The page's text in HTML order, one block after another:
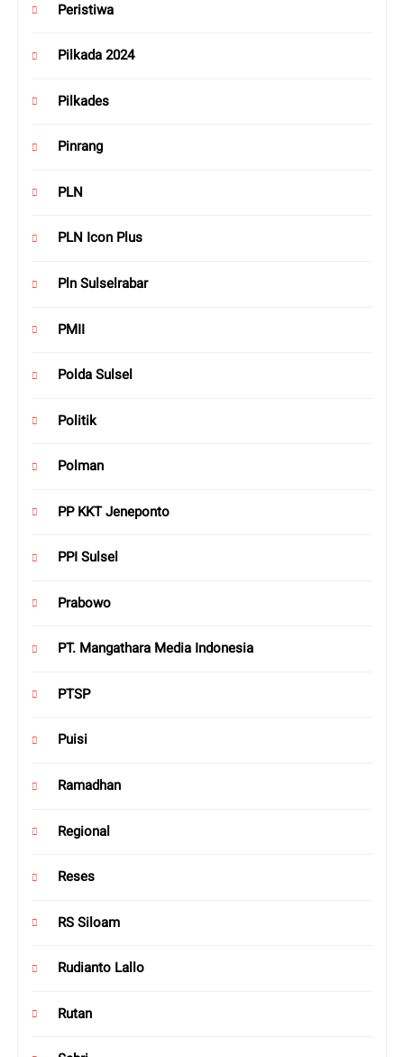
Peristiwa
Pilkada 2024
Pilkades
Pinrang
PLN
PLN Icon Plus
Pln Sulselrabar
PMII
Polda Sulsel
Politik
Polman
PP KKT Jeneponto
PPI Sulsel
Prabowo
PT. Mangathara Media Indonesia
PTSP
Puisi
Ramadhan
Regional
Reses
RS Siloam
Rudianto Lallo
Rutan